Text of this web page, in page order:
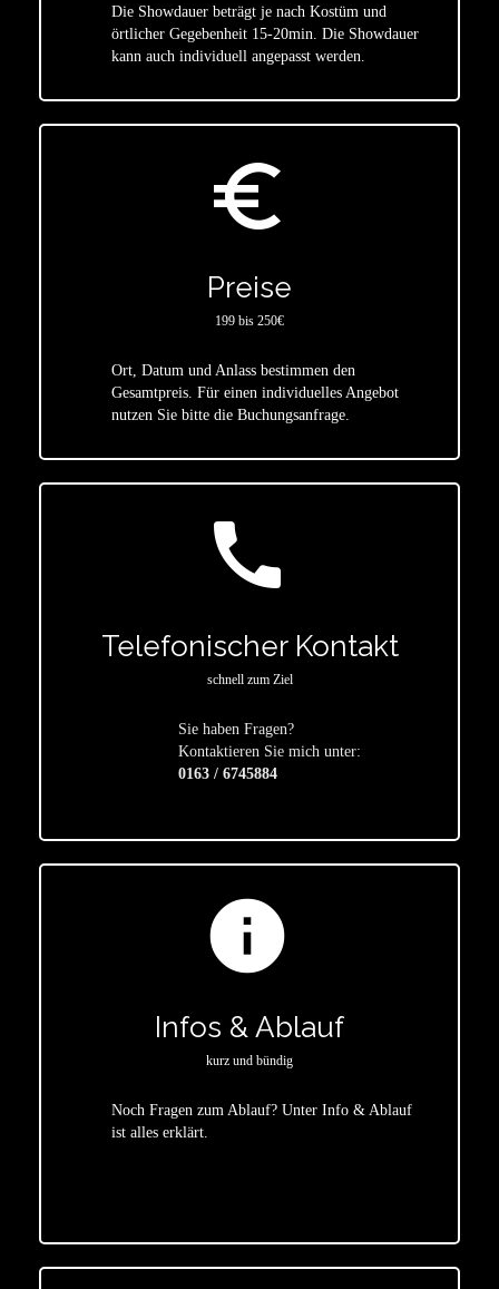
Die Showdauer beträgt je nach Kostüm und
örtlicher Gegebenheit 15-20min. Die Showdauer
kann auch individuell angepasst werden.
euro_symbol
Preise
199 bis 250€
Ort, Datum und Anlass bestimmen den
Gesamtpreis. Für einen individuelles Angebot
nutzen Sie bitte die Buchungsanfrage.
call
Telefonischer Kontakt
schnell zum Ziel
Sie haben Fragen?
Kontaktieren Sie mich unter:
0163 / 6745884
info
Infos & Ablauf
kurz und bündig
Noch Fragen zum Ablauf? Unter Info & Ablauf
ist alles erklärt.